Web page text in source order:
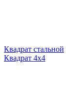
Квадрат стальной
Квадрат 4х4